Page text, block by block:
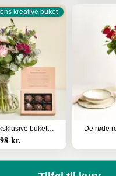
kreative buket
Floristens eksklusive buket med Flora og Evergreen Luksus chokoladekugler
kr.